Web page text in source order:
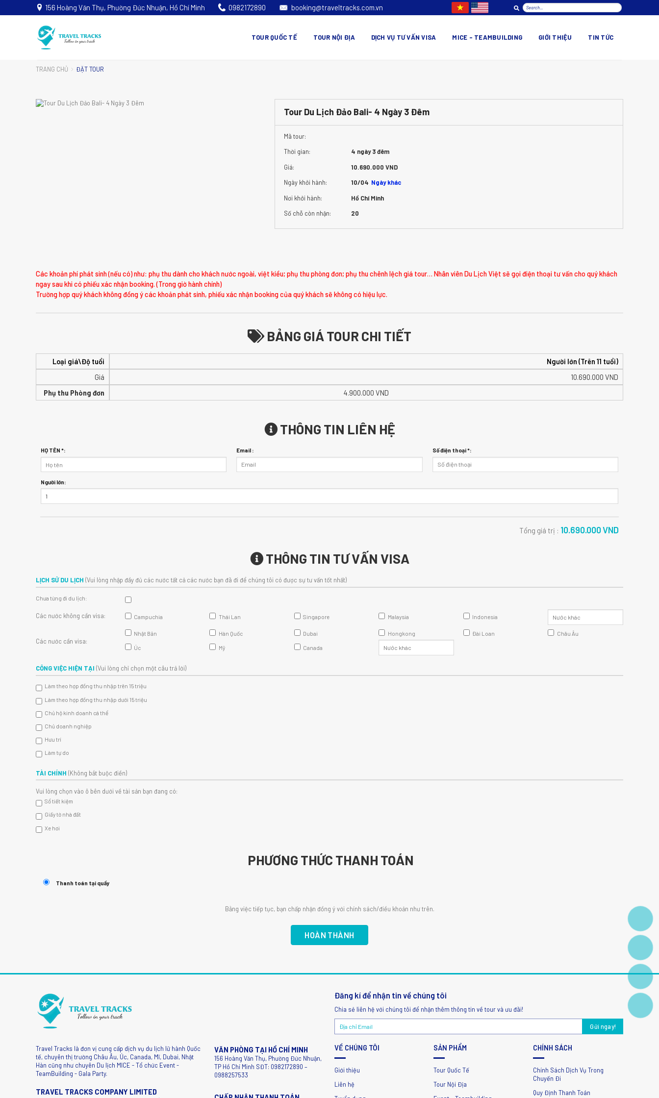
156 Hoàng Văn Thụ, Phường Đức Nhuận, Hồ Chí Minh 0982172890 booking@traveltracks.com.vn
TOUR QUỐC TẾ TOUR NỘI ĐỊA DỊCH VỤ TƯ VẤN VISA MICE – TEAMBUILDING GIỚI THIỆU TIN TỨC
TRANG CHỦ ĐẶT TOUR
Tour Du Lịch Đảo Bali- 4 Ngày 3 Đêm
Mã tour:
Thời gian:
4 ngày 3 đêm
Giá:
10.690.000 VND
Ngày khởi hành:
10/04 Ngày khác
Nơi khởi hành:
Hồ Chí Minh
Số chỗ còn nhận:
20
Các khoản phí phát sinh (nếu có) như: phụ thu dành cho khách nước ngoài, việt kiều; phụ thu phòng đơn; phụ thu chênh lệch giá tour… Nhân viên Du Lịch Việt sẽ gọi điện thoại tư vấn cho quý khách
ngay sau khi có phiếu xác nhận booking. (Trong giờ hành chính)
Trường hợp quý khách không đồng ý các khoản phát sinh, phiếu xác nhận booking của quý khách sẽ không có hiệu lực.
BẢNG GIÁ TOUR CHI TIẾT
Loại giá\Độ tuổi
Người lớn (Trên 11 tuổi)
Giá
10.690.000 VND
Phụ thu Phòng đơn
4.900.000 VND
THÔNG TIN LIÊN HỆ
HỌ TÊN *: Email : Số điện thoại *:
Người lớn:
Tổng giá trị : 10.690.000VND
THÔNG TIN TƯ VẤN VISA
LỊCH SỬ DU LỊCH (Vui lòng nhập đầy đủ các nước tất cả các nước bạn đã đi để chúng tôi có được sự tư vấn tốt nhất)
Chưa từng đi du lịch:
Các nước không cần visa: Campuchia Thái Lan Singapore Malaysia Indonesia
Các nước cần visa:
Nhật Bản Hàn Quốc Dubai Hongkong Đài Loan Châu Âu
Úc Mỹ Canada
CÔNG VIỆC HIỆN TẠI (Vui lòng chỉ chọn một câu trả lời)
Làm theo hợp đồng thu nhập trên 15 triệu
Làm theo hợp đồng thu nhập dưới 15 triệu
Chủ hộ kinh doanh cá thể
Chủ doanh nghiệp
Hưu trí
Làm tự do
TÀI CHÍNH (Không bắt buộc điền)
Vui lòng chọn vào ô bên dưới về tài sản bạn đang có:
Sổ tiết kiệm
Giấy tờ nhà đất
Xe hơi
PHƯƠNG THỨC THANH TOÁN
Thanh toán tại quầy
Bằng việc tiếp tục, bạn chấp nhận đồng ý với chính sách/điều khoản như trên.
Travel Tracks là đơn vị cung cấp dịch vụ du lịch lữ hành Quốc
tế, chuyên thị trường Châu Âu, Úc, Canada, Mĩ, Dubai, Nhật
Hàn cũng như chuyên Du lịch MICE - Tổ chức Event -
TeamBuilding - Gala Party.
TRAVEL TRACKS COMPANY LIMITED
VĂN PHÒNG TẠI HỒ CHÍ MINH
156 Hoàng Văn Thụ, Phường Đức Nhuận,
TP Hồ Chí Minh SĐT: 0982172890 –
0988257533
Đăng kí để nhận tin về chúng tôi
Chia sẻ liên hệ với chúng tôi để nhận thêm thông tin về tour và ưu đãi!
VỀ CHÚNG TÔI
Giới thiệu
Liên hệ
SẢN PHẨM
Tour Quốc Tế
Tour Nội Địa
CHÍNH SÁCH
Chính Sách Dịch Vụ Trong
Chuyến Đi
Quy Định Thanh Toán